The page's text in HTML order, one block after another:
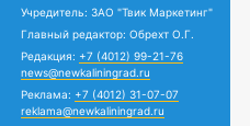
Учредитель: ЗАО "Твик Маркетинг"
Главный редактор: Обрехт О.Г.
Редакция: +7 (4012) 99-21-76
news@newkaliningrad.ru
Реклама: +7 (4012) 31-07-07
reklama@newkaliningrad.ru